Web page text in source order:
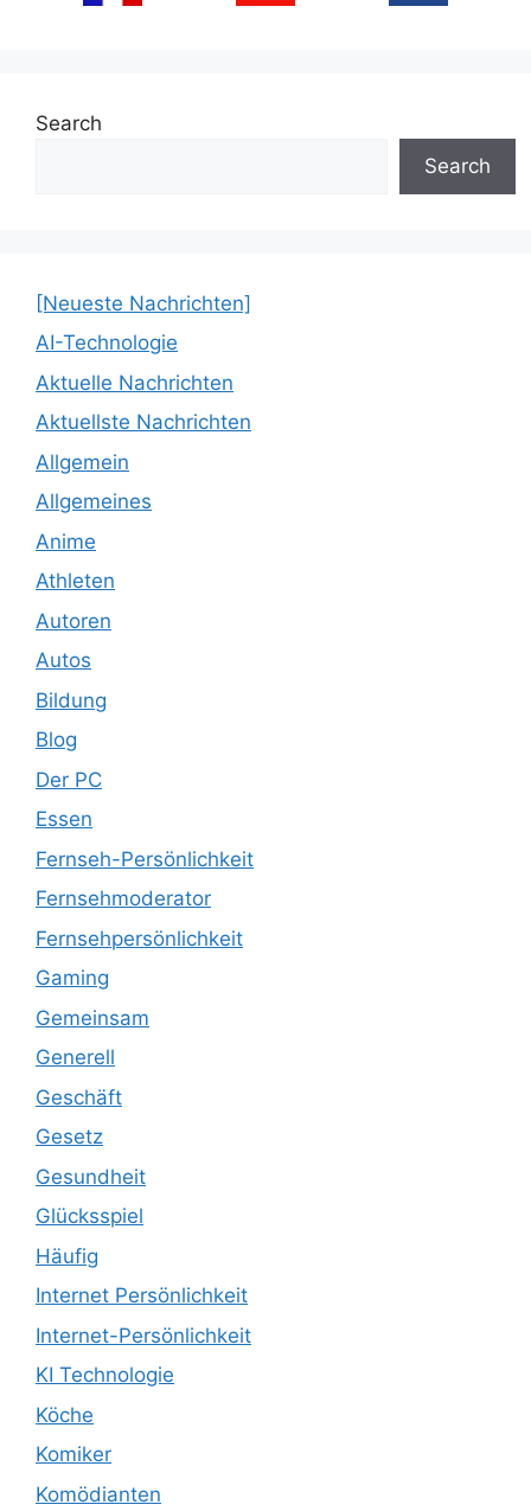
Search
Search
[Neueste Nachrichten]
AI-Technologie
Aktuelle Nachrichten
Aktuellste Nachrichten
Allgemein
Allgemeines
Anime
Athleten
Autoren
Autos
Bildung
Blog
Der PC
Essen
Fernseh-Persönlichkeit
Fernsehmoderator
Fernsehpersönlichkeit
Gaming
Gemeinsam
Generell
Geschäft
Gesetz
Gesundheit
Glücksspiel
Häufig
Internet Persönlichkeit
Internet-Persönlichkeit
KI Technologie
Köche
Komiker
Komödianten